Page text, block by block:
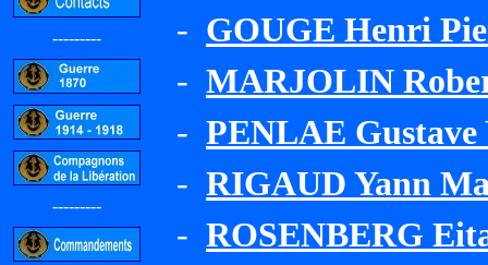
---------
---------
- GOUGE Henri
- MARJOLIN
- PENLAE Gustave
- RIGAUD Yann
- ROSENBERG